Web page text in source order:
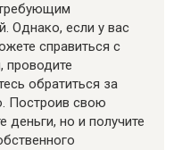
Однако, если у вас
справиться с
проводите
обратиться за
Построив свою
но и получите